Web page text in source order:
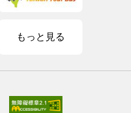
もっと見る